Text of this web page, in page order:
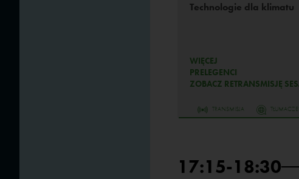
Technologie dla klimatu
WIĘCEJ
PRELEGENCI
ZOBACZ RETRANSMISJĘ
TRANSMISJA
17:15-18:30